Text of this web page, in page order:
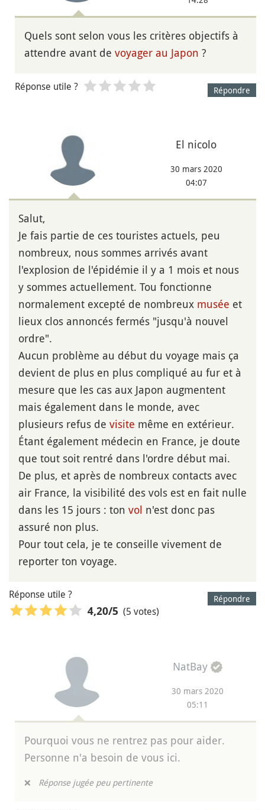
Quels sont selon vous les critères objectifs à
attendre avant de voyager au Japon ?
Répondre
Réponse utile ?
El nicolo
30 mars 2020
04:07
Salut,
Je fais partie de ces touristes actuels, peu
nombreux, nous sommes arrivés avant
l'explosion de l'épidémie il y a 1 mois et nous
y sommes actuellement. Tou fonctionne
normalement excepté de nombreux musée et
lieux clos annoncés fermés "jusqu'à nouvel
ordre".
Aucun problème au début du voyage mais ça
devient de plus en plus compliqué au fur et à
mesure que les cas aux Japon augmentent
mais également dans le monde, avec
plusieurs refus de visite même en extérieur.
Étant également médecin en France, je doute
que tout soit rentré dans l'ordre début mai.
De plus, et après de nombreux contacts avec
air France, la visibilité des vols est en fait nulle
dans les 15 jours : ton vol n'est donc pas
assuré non plus.
Pour tout cela, je te conseille vivement de
reporter ton voyage.
Répondre
Réponse utile ?
4,20/5 (5 votes)
NatBay
30 mars 2020
05:11
Pourquoi vous ne rentrez pas pour aider.
Personne n'a besoin de vous ici.
❌ Réponse jugée peu pertinente